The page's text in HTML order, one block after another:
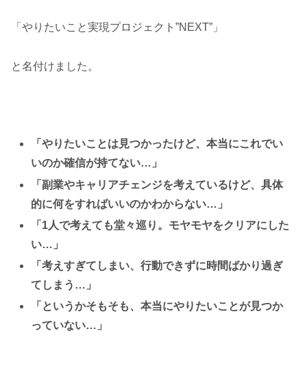
「やりたいこと実現プロジェクト”NEXT”」
と名付けました。
「やりたいことは見つかったけど、本当にこれでい
いのか確信が持てない…」
「副業やキャリアチェンジを考えているけど、具体
的に何をすればいいのかわからない…」
「1人で考えても堂々巡り。モヤモヤをクリアにした
い…」
「考えすぎてしまい、行動できずに時間ばかり過ぎ
てしまう…」
「というかそもそも、本当にやりたいことが見つか
っていない…」